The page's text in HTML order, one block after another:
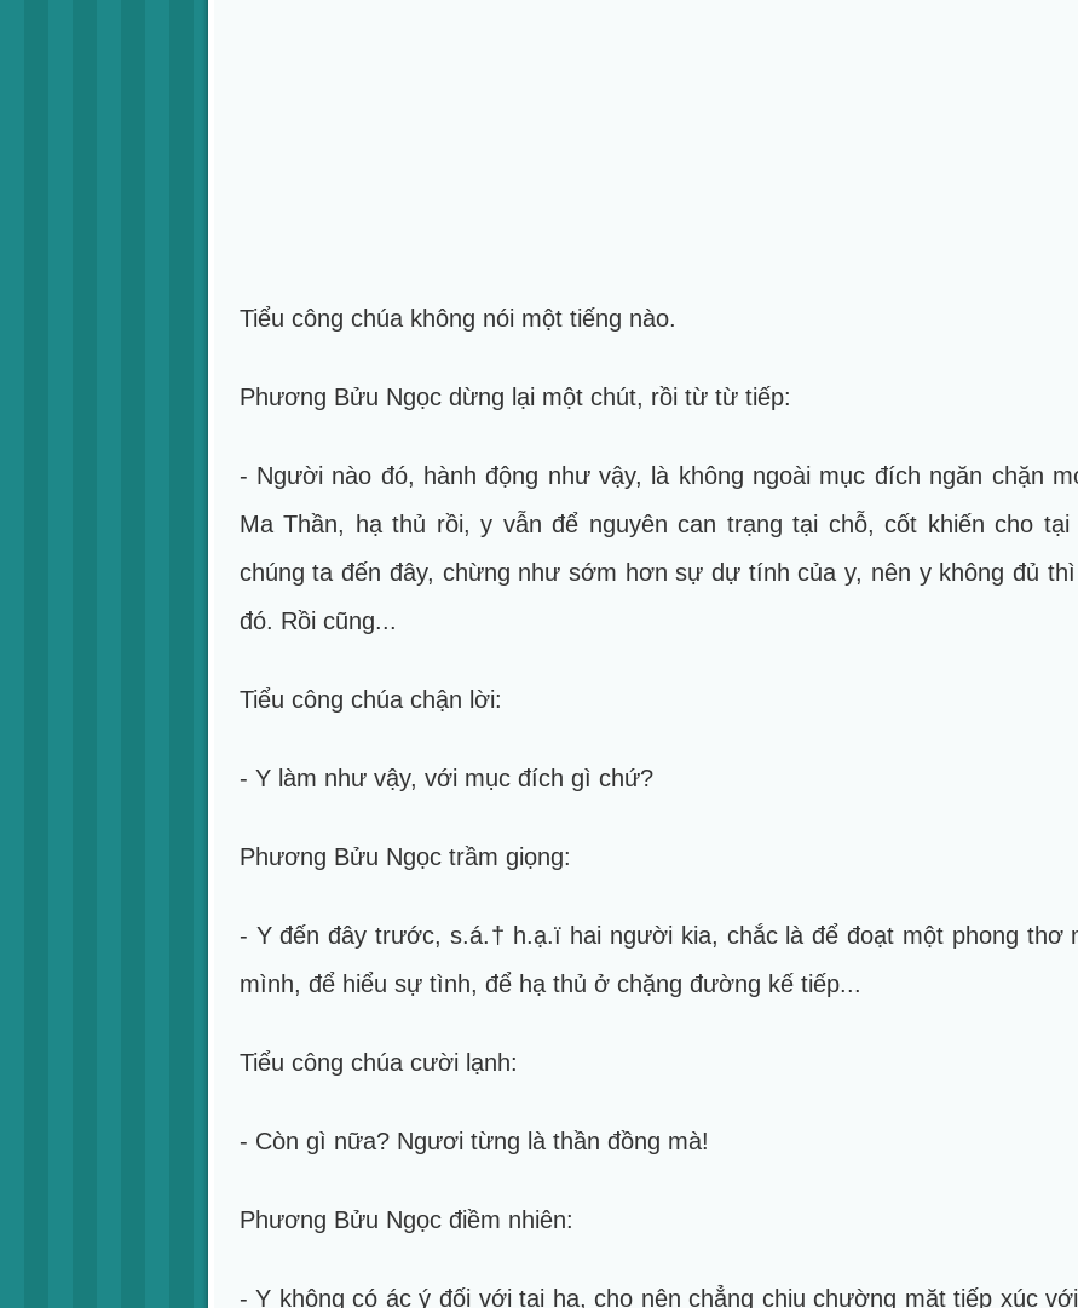
Tiểu công chúa không nói một tiếng nào.
Phương Bửu Ngọc dừng lại một chút, rồi từ từ tiếp:
- Người nào đó, hành động như vậy, là không ngoài mục đích ngăn chặn
Ma Thần, hạ thủ rồi, y vẫn để nguyên can trạng tại chỗ, cốt khiến cho
chúng ta đến đây, chừng như sớm hơn sự dự tính của y, nên y không đủ
đó. Rồi cũng...
Tiểu công chúa chận lời:
- Y làm như vậy, với mục đích gì chứ?
Phương Bửu Ngọc trầm giọng:
- Y đến đây trước, s.á.† h.ạ.ï hai người kia, chắc là để đoạt một phong thơ
mình, để hiểu sự tình, để hạ thủ ở chặng đường kế tiếp...
Tiểu công chúa cười lạnh:
- Còn gì nữa? Ngươi từng là thần đồng mà!
Phương Bửu Ngọc điềm nhiên:
- Y không có ác ý đối với tại hạ, cho nên chẳng chịu chường mặt tiếp xúc